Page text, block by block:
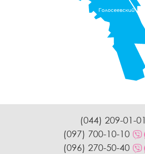
(044) 209-01-01
(097) 700-10-10
(096) 270-50-40